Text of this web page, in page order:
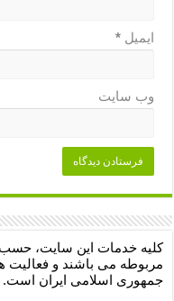
ایمیل*
وب‌ سایت
کلیه خدمات این سایت، حسب
مربوطه می باشند و فعالیت
جمهوری اسلامی ایران است.